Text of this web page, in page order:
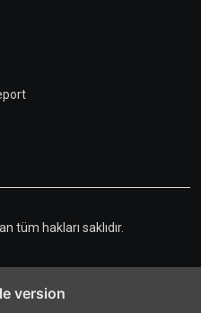
tüm hakları saklıdır.
version